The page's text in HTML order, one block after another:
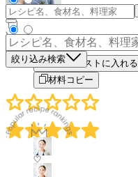
絞り込み検索
－
＋
買い物リストに入れる
材料コピー